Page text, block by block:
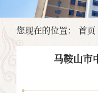
您现在的位置： 首页
马鞍山市